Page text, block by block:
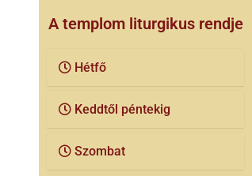
A templom liturgikus rendje
Hétfő
Keddtől péntekig
Szombat